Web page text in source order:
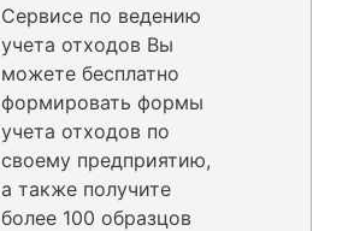
Сервисе по ведению
учета отходов Вы
можете бесплатно
формировать формы
учета отходов по
своему предприятию,
а также получите
более 100 образцов